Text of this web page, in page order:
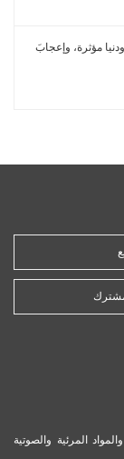
مؤثرة، وإعجابَ
المرئية والصوتية